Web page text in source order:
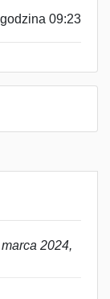
09:23
2024,